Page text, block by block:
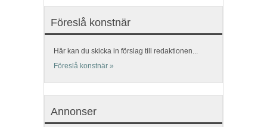
Föreslå konstnär
Här kan du skicka in förslag till redaktionen...
Föreslå konstnär »
Annonser